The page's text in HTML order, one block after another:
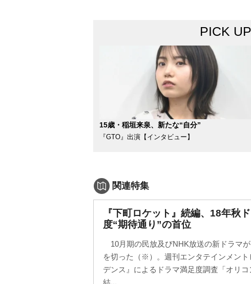
PICK
15歳・稲垣来泉、新たな“自分”
『GTO』出演【インタビュー】
関連特集
『下町ロケット』続編、18年秋
度“期待通り”の首位
10月期の民放及びNHK放送の新ドラマ
を切った（※）。週刊エンタテインメント
デンス』によるドラマ満足度調査「オリ